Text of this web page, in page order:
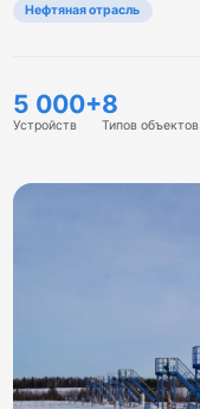
Нефтяная отрасль
5 000+
Устройств
8
Типов объектов